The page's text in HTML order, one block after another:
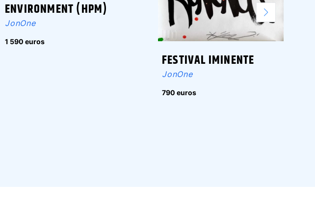
ENVIRONMENT (HPM)
JonOne
1 590 euros
FESTIVAL IMINENTE
JonOne
790 euros